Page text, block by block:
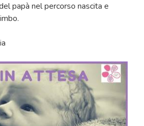
papà nel percorso nascita e